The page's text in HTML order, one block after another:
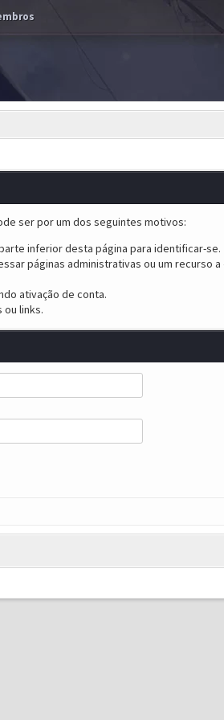
ser por um dos seguintes motivos:
inferior desta página para identificar-se.
páginas administrativas ou um recurso
ativação de conta.
links.